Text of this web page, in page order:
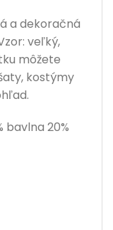
a dekoračná
veľký,
môžete
kostýmy
bavlna 20%